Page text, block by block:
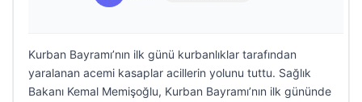
Kurban Bayramı’nın ilk günü kurbanlıklar tarafından
yaralanan acemi kasaplar acillerin yolunu tuttu. Sağlık
Bakanı Kemal Memişoğlu, Kurban Bayramı’nın ilk gününde